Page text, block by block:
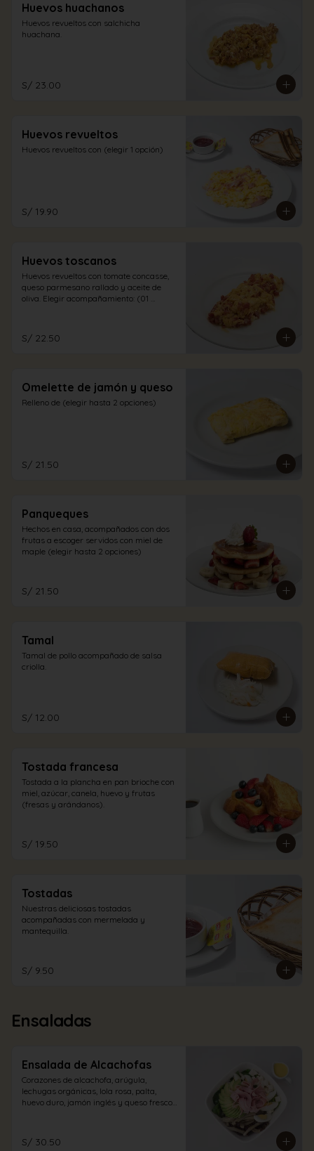
Huevos huachanos
Huevos revueltos con salchicha
huachana.
S/ 23.00
Huevos revueltos
Huevos revueltos con (elegir 1 opción)
S/ 19.90
Huevos toscanos
Huevos revueltos con tomate concasse,
queso parmesano rallado y aceite de
oliva. Elegir acompañamiento: (01
S/ 22.50
Omelette de jamón y queso
Relleno de (elegir hasta 2 opciones)
S/ 21.50
Panqueques
Hechos en casa, acompañados con dos
frutas a escoger servidos con miel de
maple (elegir hasta 2 opciones)
S/ 21.50
Tamal
Tamal de pollo acompañado de salsa
criolla.
S/ 12.00
Tostada francesa
Tostada a la plancha en pan brioche con
miel, azúcar, canela, huevo y frutas
(fresas y arándanos).
S/ 19.50
Tostadas
Nuestras deliciosas tostadas
acompañadas con mermelada y
mantequilla.
S/ 9.50
Ensaladas
Ensalada de Alcachofas
Corazones de alcachofa, arúgula,
lechugas orgánicas, lola rosa, palta,
huevo duro, jamón inglés y queso fresco
S/ 30.50